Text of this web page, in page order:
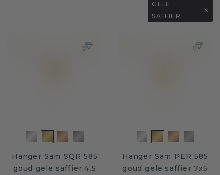
GELE
SAFFIER
Hanger Sam SQR 585
goud gele saffier 4.5
Hanger Sam PER 585
goud gele saffier 7x5